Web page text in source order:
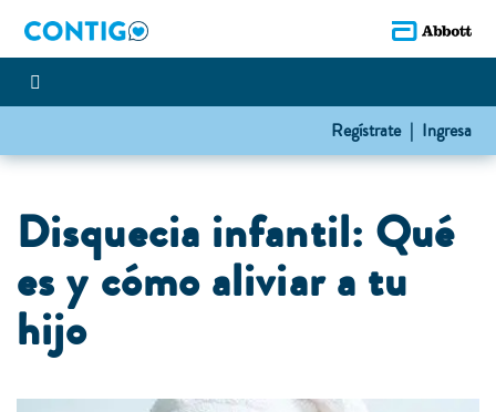
Regístrate | Ingresa
Disquecia infantil: Qué
es y cómo aliviar a tu
hijo